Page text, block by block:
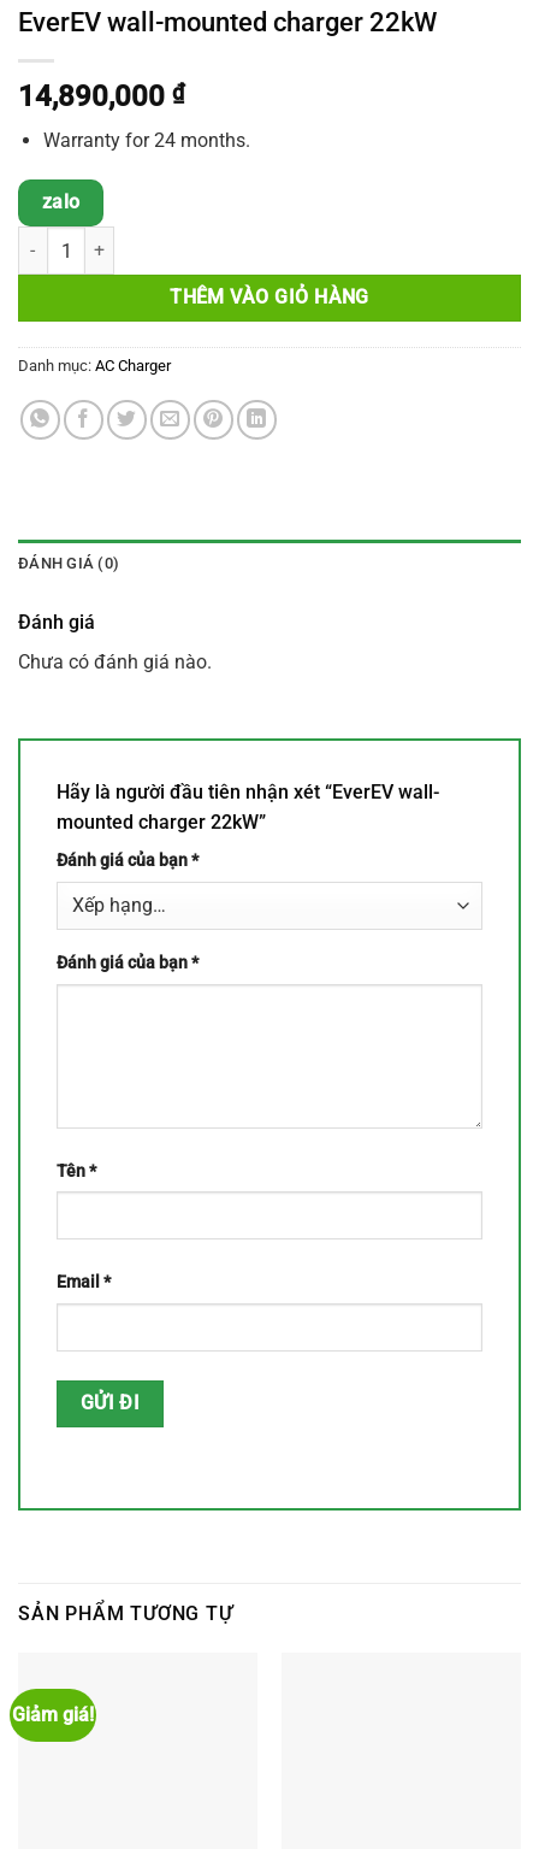
EverEV wall-mounted charger 22kW
14,890,000 ₫
Warranty for 24 months.
zalo
EverEV wall-mounted charger 22kW số lượng
THÊM VÀO GIỎ HÀNG
Danh mục: AC Charger
ĐÁNH GIÁ (0)
Đánh giá
Chưa có đánh giá nào.
Hãy là người đầu tiên nhận xét “EverEV wall-
mounted charger 22kW”
Đánh giá của bạn*
Đánh giá của bạn*
Tên*
Email*
SẢN PHẨM TƯƠNG TỰ
Giảm giá!